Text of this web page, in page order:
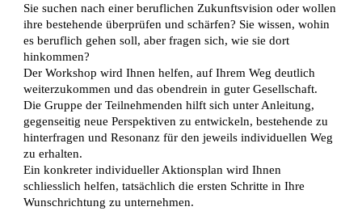
Sie suchen nach einer beruflichen Zukunftsvision oder wollen
ihre bestehende überprüfen und schärfen? Sie wissen, wohin
es beruflich gehen soll, aber fragen sich, wie sie dort
hinkommen?
Der Workshop wird Ihnen helfen, auf Ihrem Weg deutlich
weiterzukommen und das obendrein in guter Gesellschaft.
Die Gruppe der Teilnehmenden hilft sich unter Anleitung,
gegenseitig neue Perspektiven zu entwickeln, bestehende zu
hinterfragen und Resonanz für den jeweils individuellen Weg
zu erhalten.
Ein konkreter individueller Aktionsplan wird Ihnen
schliesslich helfen, tatsächlich die ersten Schritte in Ihre
Wunschrichtung zu unternehmen.